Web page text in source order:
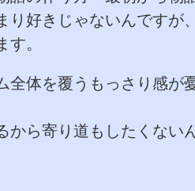
り好きじゃないんですが
す。
全体を覆うもっさり感が
から寄り道もしたくない